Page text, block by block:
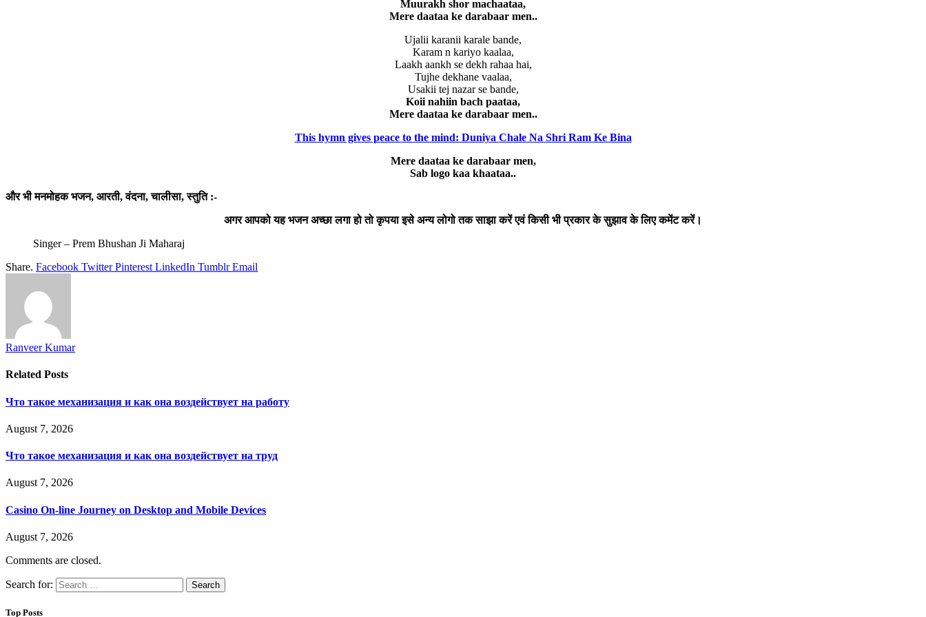
Muurakh shor machaataa,
Mere daataa ke darabaar men..
Ujalii karanii karale bande,
Karam n kariyo kaalaa,
Laakh aankh se dekh rahaa hai,
Tujhe dekhane vaalaa,
Usakii tej nazar se bande,
Koii nahiin bach paataa,
Mere daataa ke darabaar men..
This hymn gives peace to the mind: Duniya Chale Na Shri Ram Ke Bina
Mere daataa ke darabaar men,
Sab logo kaa khaataa..
और भी मनमोहक भजन, आरती, वंदना, चालीसा, स्तुति :-
अगर आपको यह भजन अच्छा लगा हो तो कृपया इसे अन्य लोगो तक साझा करें एवं किसी भी प्रकार के सुझाव के लिए कमेंट करें।
Singer – Prem Bhushan Ji Maharaj
Share. Facebook Twitter Pinterest LinkedIn Tumblr Email
Ranveer Kumar
Related Posts
Что такое механизация и как она воздействует на работу
August 7, 2026
Что такое механизация и как она воздействует на труд
August 7, 2026
Casino On-line Journey on Desktop and Mobile Devices
August 7, 2026
Comments are closed.
Search for:
Top Posts